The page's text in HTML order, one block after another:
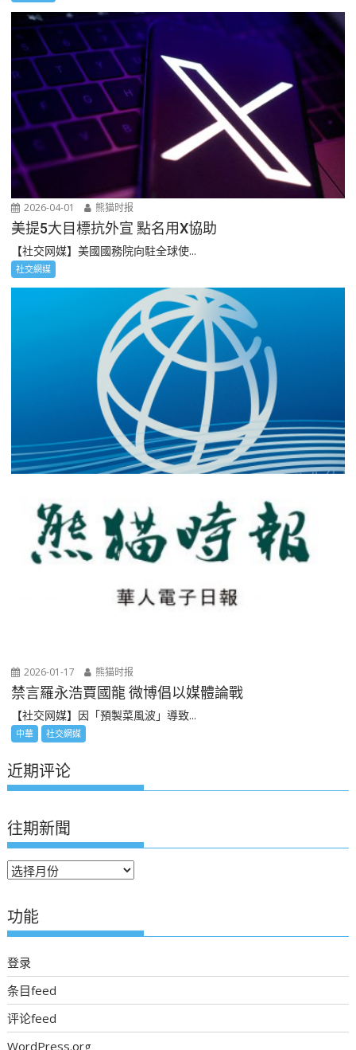
2026-04-01 熊猫时报
美提5大目標抗外宣 點名用X協助
【社交网媒】美國國務院向駐全球使...
社交網媒
2026-01-17 熊猫时报
禁言羅永浩賈國龍 微博倡以媒體論戰
【社交网媒】因「預製菜風波」導致...
中華 社交網媒
近期评论
往期新聞
往
新
聞
功能
登录
条目feed
评论feed
WordPress.org